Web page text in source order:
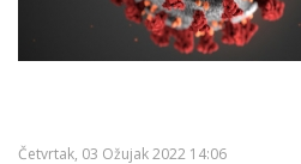
Četvrtak, 03 Ožujak 2022 14:06